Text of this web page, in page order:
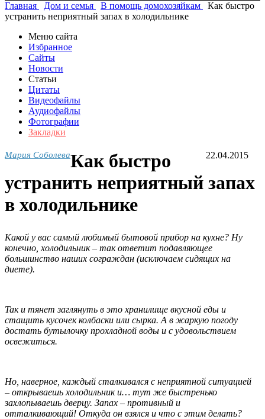
Главная
Дом и семья В помощь домохозяйкам
Как быстро
устранить неприятный запах в холодильнике
Меню сайта
Избранное
Сайты
Новости
Статьи
Цитаты
Видеофайлы
Аудиофайлы
Фотографии
Закладки
Мария Соболева 22.04.2015
Как быстро
устранить неприятный запах
в холодильнике
Какой у вас самый любимый бытовой прибор на кухне? Ну
конечно, холодильник – так ответит подавляющее
большинство наших сограждан (исключаем сидящих на
диете).
Так и тянет заглянуть в это хранилище вкусной еды и
стащить кусочек колбаски или сырка. А в жаркую погоду
достать бутылочку прохладной воды и с удовольствием
освежиться.
Но, наверное, каждый сталкивался с неприятной ситуацией
– открываешь холодильник и… тут же быстренько
захлопываешь дверцу. Запах – противный и
отталкивающий! Откуда он взялся и что с этим делать?